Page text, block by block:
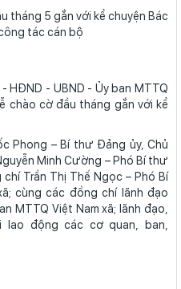
tháng 5 gắn với kể chuyện Bác
tác cán bộ
HĐND - UBND - Ủy ban MTTQ
chào cờ đầu tháng gắn với kể
Phong – Bí thư Đảng ủy, Chủ
Minh Cường – Phó Bí thư
Trần Thị Thế Ngọc – Phó Bí
cùng các đồng chí lãnh đạo
MTTQ Việt Nam xã; lãnh đạo,
động các cơ quan, ban,